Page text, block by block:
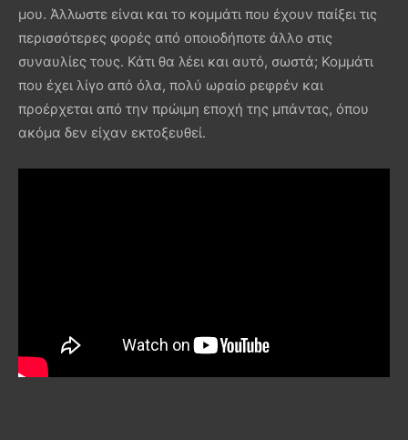
μου. Άλλωστε είναι και το κομμάτι που έχουν παίξει τις
περισσότερες φορές από οποιοδήποτε άλλο στις
συναυλίες τους. Κάτι θα λέει και αυτό, σωστά; Κομμάτι
που έχει λίγο από όλα, πολύ ωραίο ρεφρέν και
προέρχεται από την πρώιμη εποχή της μπάντας, όπου
ακόμα δεν είχαν εκτοξευθεί.